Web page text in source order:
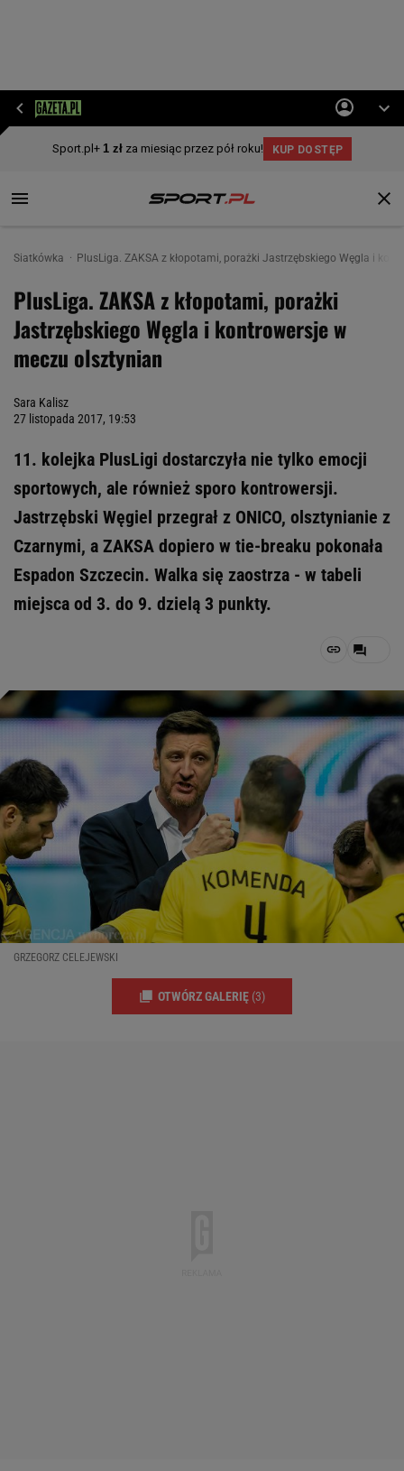
Siatkówka PlusLiga. ZAKSA z kłopotami, porażki Jastrzębskiego Węgla i
PlusLiga. ZAKSA z kłopotami, porażki
Jastrzębskiego Węgla i kontrowersje w
meczu olsztynian
Sara Kalisz
27 listopada 2017, 19:53
11. kolejka PlusLigi dostarczyła nie tylko emocji
sportowych, ale również sporo kontrowersji.
Jastrzębski Węgiel przegrał z ONICO, olsztynianie z
Czarnymi, a ZAKSA dopiero w tie-breaku pokonała
Espadon Szczecin. Walka się zaostrza - w tabeli
miejsca od 3. do 9. dzielą 3 punkty.
GRZEGORZ CELEJEWSKI
OTWÓRZ GALERIĘ (3)